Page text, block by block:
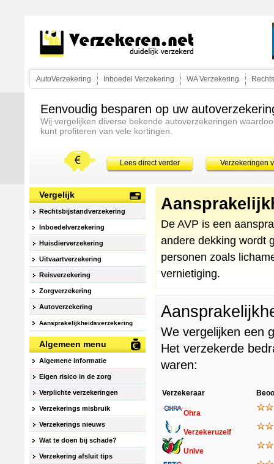
AutoVerzekering Inboedel Verzekering WA Verzekering
Eenvoudig besparen op uw
Wij vergelijken diverse bekende autoverzekeringen
kunt profiteren van vele kortingen.
Lees direct verder Verzekeringen
Vergelijk
Rechtsbijstandverzekering
Inboedelverzekering
Huisdierverzekering
Uitvaartverzekering
Reisverzekering
Zorgverzekering
Autoverzekering
Aansprakelijkheidsverzekering
Algemeen menu
Algemene informatie
Eigen risico in de zorg
Verplichte verzekeringen
Verzekerings misbruik
Verzekerings nieuws
Wat te doen bij schade?
Verzekering afsluit tips
De AVP is een
andere dekking wordt
personen zoals
vernietiging.
We vergelijken een
Het verzekerde
waren:
Verzekeraar
Ohra
Verzekeruzelf
Unive